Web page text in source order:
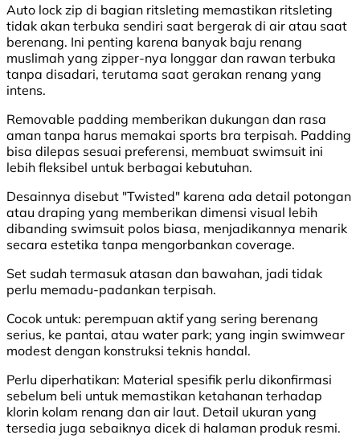
Auto lock zip di bagian ritsleting memastikan ritsleting
tidak akan terbuka sendiri saat bergerak di air atau saat
berenang. Ini penting karena banyak baju renang
muslimah yang zipper-nya longgar dan rawan terbuka
tanpa disadari, terutama saat gerakan renang yang
intens.
Removable padding memberikan dukungan dan rasa
aman tanpa harus memakai sports bra terpisah. Padding
bisa dilepas sesuai preferensi, membuat swimsuit ini
lebih fleksibel untuk berbagai kebutuhan.
Desainnya disebut "Twisted" karena ada detail potongan
atau draping yang memberikan dimensi visual lebih
dibanding swimsuit polos biasa, menjadikannya menarik
secara estetika tanpa mengorbankan coverage.
Set sudah termasuk atasan dan bawahan, jadi tidak
perlu memadu-padankan terpisah.
Cocok untuk: perempuan aktif yang sering berenang
serius, ke pantai, atau water park; yang ingin swimwear
modest dengan konstruksi teknis handal.
Perlu diperhatikan: Material spesifik perlu dikonfirmasi
sebelum beli untuk memastikan ketahanan terhadap
klorin kolam renang dan air laut. Detail ukuran yang
tersedia juga sebaiknya dicek di halaman produk resmi.